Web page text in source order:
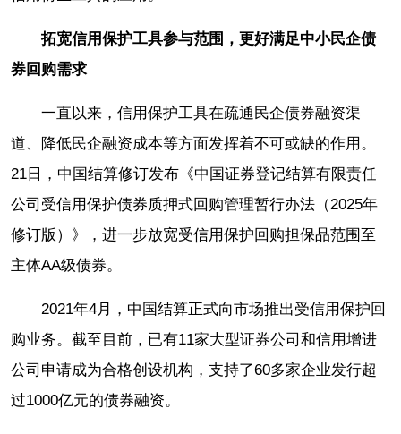
拓宽信用保护工具参与范围，更好满足中小民企债
券回购需求
一直以来，信用保护工具在疏通民企债券融资渠
道、降低民企融资成本等方面发挥着不可或缺的作用。
21日，中国结算修订发布《中国证券登记结算有限责任
公司受信用保护债券质押式回购管理暂行办法（2025年
修订版）》，进一步放宽受信用保护回购担保品范围至
主体AA级债券。
2021年4月，中国结算正式向市场推出受信用保护回
购业务。截至目前，已有11家大型证券公司和信用增进
公司申请成为合格创设机构，支持了60多家企业发行超
过1000亿元的债券融资。